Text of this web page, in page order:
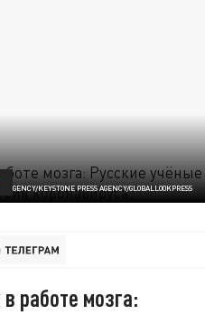
KEYSTONE PRESS AGENCY/GLOBALLOOKPRESS
работе мозга: